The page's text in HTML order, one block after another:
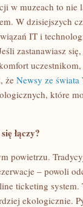
w muzeach to nie
W dzisiejszych
IT i
zastanawiasz
że Newsy ze świata
które
łączy?
powietrzu.
– powoli
ticketing
ekologicznie.